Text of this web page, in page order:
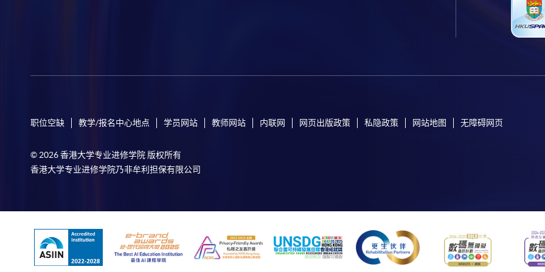
职位空缺 教学/报名中心地点 学员网站 教师网站 内联网 网页出版政策 私隐政策 网站地图 无障碍网页
© 2026 香港大学专业进修学院 版权所有
香港大学专业进修学院乃非牟利担保有限公司